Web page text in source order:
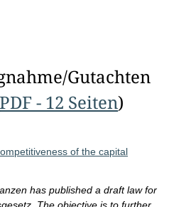
Gutachten
PDF - 12 Seiten)
of the capital
has published a draft law for